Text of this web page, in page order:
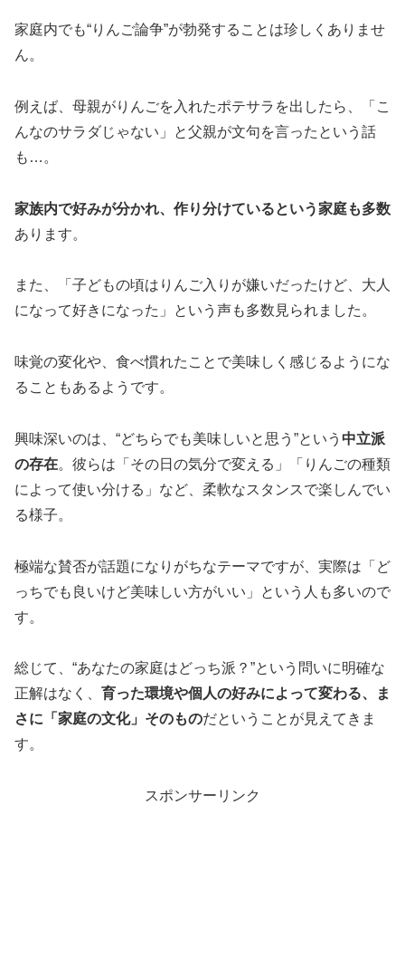
家庭内でも“りんご論争”が勃発することは珍しくありませ
ん。
例えば、母親がりんごを入れたポテサラを出したら、「こ
んなのサラダじゃない」と父親が文句を言ったという話
も…。
家族内で好みが分かれ、作り分けているという家庭も多数
あります。
また、「子どもの頃はりんご入りが嫌いだったけど、大人
になって好きになった」という声も多数見られました。
味覚の変化や、食べ慣れたことで美味しく感じるようにな
ることもあるようです。
興味深いのは、“どちらでも美味しいと思う”という 中立派
の存在。彼らは「その日の気分で変える」「りんごの種類
によって使い分ける」など、柔軟なスタンスで楽しんでい
る様子。
極端な賛否が話題になりがちなテーマですが、実際は「ど
っちでも良いけど美味しい方がいい」という人も多いので
す。
総じて、“あなたの家庭はどっち派？”という問いに明確な
正解はなく、
育った環境や個人の好みによって変わる、ま
さに「家庭の文化」そのものだということが見えてきま
す。
スポンサーリンク